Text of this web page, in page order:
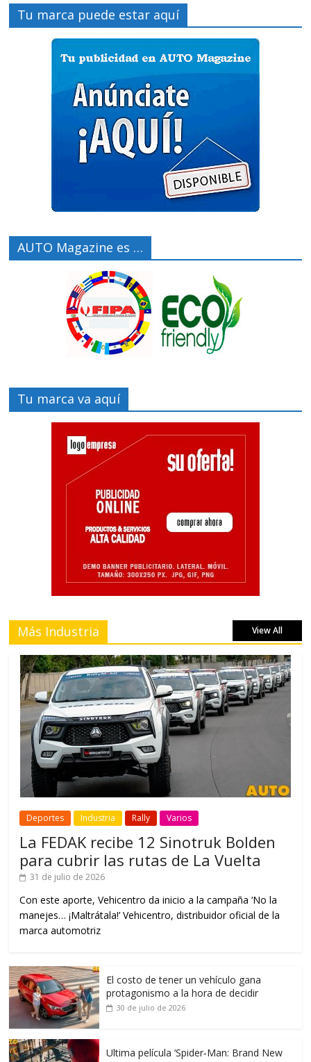
Tu marca puede estar aquí
AUTO Magazine es …
Tu marca va aquí
Más Industria View All
Deportes Industria Rally Varios
La FEDAK recibe 12 Sinotruk Bolden
para cubrir las rutas de La Vuelta
31 de julio de 2026
Con este aporte, Vehicentro da inicio a la campaña ‘No la
manejes… ¡Maltrátala!’ Vehicentro, distribuidor oficial de la
marca automotriz
El costo de tener un vehículo gana
protagonismo a la hora de decidir
30 de julio de 2026
Ultima película ‘Spider‑Man: Brand New